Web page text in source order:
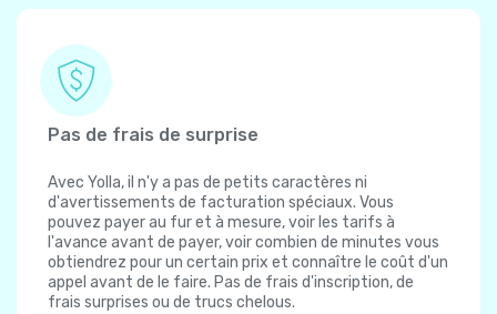
Pas de frais de surprise
Avec Yolla, il n'y a pas de petits caractères ni
d'avertissements de facturation spéciaux. Vous
pouvez payer au fur et à mesure, voir les tarifs à
l'avance avant de payer, voir combien de minutes vous
obtiendrez pour un certain prix et connaître le coût d'un
appel avant de le faire. Pas de frais d'inscription, de
frais surprises ou de trucs chelous.